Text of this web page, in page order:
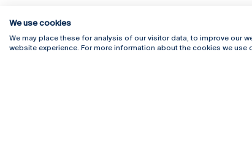
Rua Diogo Botelho 1327
We use cookies
We may place these for analysis of our visitor data, to improve our
website experience. For more information about the cookies we use